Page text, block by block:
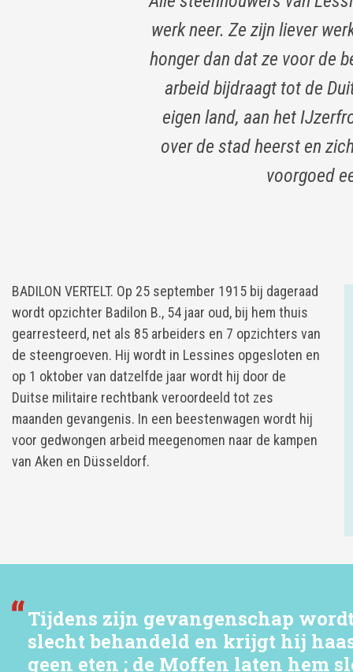
werk neer. Ze zijn liever
honger dan dat ze voor de
arbeid bijdraagt tot de
eigen land, aan het
over de stad heerst en
voorgoed
BADILON VERTELT. Op 25 september 1915 bij dageraad
wordt opzichter Badilon B., 54 jaar oud, bij hem thuis
gearresteerd, net als 85 arbeiders en 7 opzichters van
de steengroeven. Hij wordt in Lessines opgesloten en
op 1 oktober van datzelfde jaar wordt hij door de
Duitse militaire rechtbank veroordeeld tot zes
maanden gevangenis. In een beestenwagen wordt hij
voor gedwongen arbeid meegenomen naar de kampen
van Aken en Düsseldorf.
Tijdens zijn gevangenschap
slecht behandeld en krijgt hij
geen eten ; de Moffen laten hem